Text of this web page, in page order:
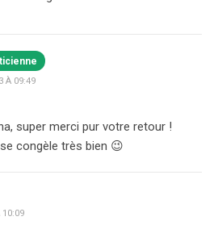
À 09:49
super merci pur votre retour !
congèle très bien 😉
10:09